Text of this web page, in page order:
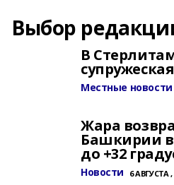
Выбор
В
Местные новости
Жара
Башкирии
до +32
Новости 6 АВГУСТА ,